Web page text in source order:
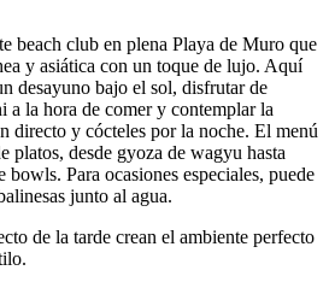
beach club en plena Playa de Muro que
y asiática con un toque de lujo. Aquí
desayuno bajo el sol, disfrutar de
a la hora de comer y contemplar la
directo y cócteles por la noche. El menú
platos, desde gyoza de wagyu hasta
Para ocasiones especiales, puede
junto al agua.
de la tarde crean el ambiente perfecto